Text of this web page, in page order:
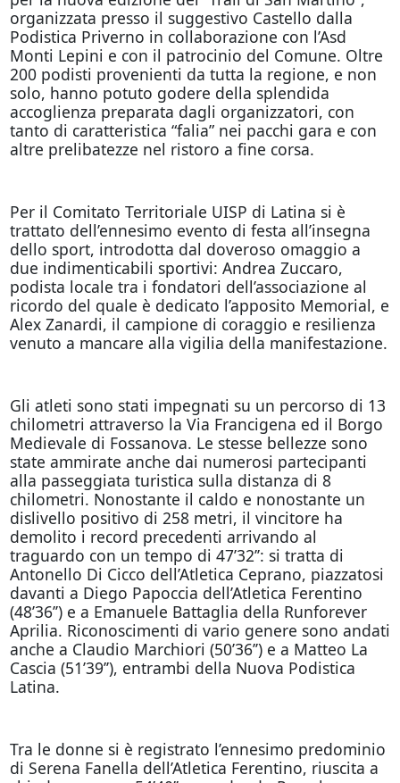
organizzata presso il suggestivo Castello dalla
Podistica Priverno in collaborazione con l’Asd
Monti Lepini e con il patrocinio del Comune. Oltre
200 podisti provenienti da tutta la regione, e non
solo, hanno potuto godere della splendida
accoglienza preparata dagli organizzatori, con
tanto di caratteristica “falia” nei pacchi gara e con
altre prelibatezze nel ristoro a fine corsa.
Per il Comitato Territoriale UISP di Latina si è
trattato dell’ennesimo evento di festa all’insegna
dello sport, introdotta dal doveroso omaggio a
due indimenticabili sportivi: Andrea Zuccaro,
podista locale tra i fondatori dell’associazione al
ricordo del quale è dedicato l’apposito Memorial, e
Alex Zanardi, il campione di coraggio e resilienza
venuto a mancare alla vigilia della manifestazione.
Gli atleti sono stati impegnati su un percorso di 13
chilometri attraverso la Via Francigena ed il Borgo
Medievale di Fossanova. Le stesse bellezze sono
state ammirate anche dai numerosi partecipanti
alla passeggiata turistica sulla distanza di 8
chilometri. Nonostante il caldo e nonostante un
dislivello positivo di 258 metri, il vincitore ha
demolito i record precedenti arrivando al
traguardo con un tempo di 47’32’’: si tratta di
Antonello Di Cicco dell’Atletica Ceprano, piazzatosi
davanti a Diego Papoccia dell’Atletica Ferentino
(48’36’’) e a Emanuele Battaglia della Runforever
Aprilia. Riconoscimenti di vario genere sono andati
anche a Claudio Marchiori (50’36’’) e a Matteo La
Cascia (51’39’’), entrambi della Nuova Podistica
Latina.
Tra le donne si è registrato l’ennesimo predominio
di Serena Fanella dell’Atletica Ferentino, riuscita a